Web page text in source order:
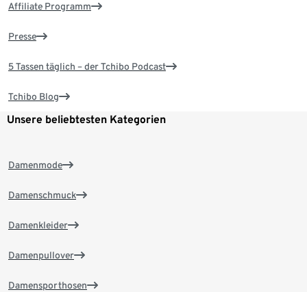
Affiliate Programm
Presse
5 Tassen täglich – der Tchibo Podcast
Tchibo Blog
Unsere beliebtesten Kategorien
Damenmode
Damenschmuck
Damenkleider
Damenpullover
Damensporthosen